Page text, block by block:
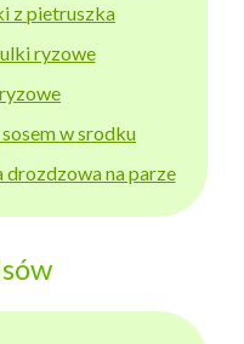
z pietruszka
ryzowe
w srodku
drozdzowa na parze